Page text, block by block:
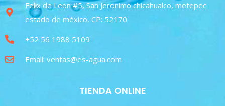
Felix de Leon #5, San Jeronimo chicahualco, metepec
estado de méxico, CP: 52170
+52 56 1988 5109
Email: ventas@es-agua.com
TIENDA ONLINE